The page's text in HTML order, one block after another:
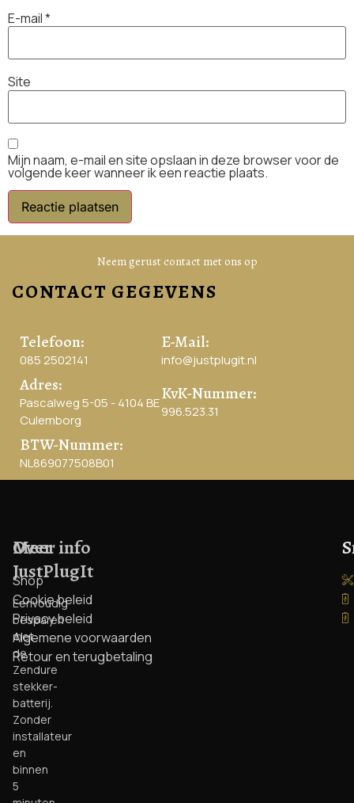
E-mail*
Site
Mijn naam, e-mail en site opslaan in deze browser voor de
volgende keer wanneer ik een reactie plaats.
Neem gerust contact met ons op
CONTACT GEGEVENS
Telefoon:
085 2502141
E-Mail:
info@justplugit.nl
Adres:
Pascalweg 5-05 - 4104 BE
Culemborg
KvK-Nummer:
996.523.31
BTW-Nummer:
NL869077508B01
Over
JustPlugIt
Eenvoudig
besparen
met
de
Zendure
stekker-
batterij.
Zonder
installateur
en
binnen
5
Meer info
Shop
Cookie beleid
Privacy beleid
Algemene voorwaarden
Retour en terugbetaling